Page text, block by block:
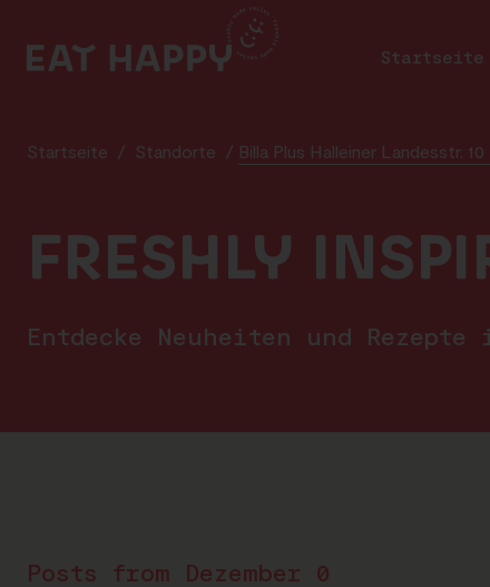
MAIN
Startseite
Startseite / Standorte / Billa Plus Halleiner Landesstr. 10
FRESHLY
Entdecke Neuheiten und Rezepte
Posts from Dezember 0